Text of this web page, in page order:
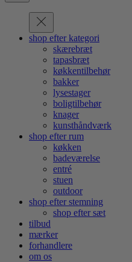
shop efter kategori
skærebræt
tapasbræt
køkkentilbehør
bakker
lysestager
boligtilbehør
knager
kunsthåndværk
shop efter rum
køkken
badeværelse
entré
stuen
outdoor
shop efter stemning
shop efter sæt
tilbud
mærker
forhandlere
om os